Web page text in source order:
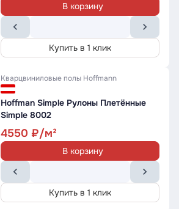
В корзину
Купить в 1 клик
Кварцвиниловые полы Hoffmann
Hoffman Simple Рулоны Плетённые
Simple 8002
4550
В корзину
Купить в 1 клик